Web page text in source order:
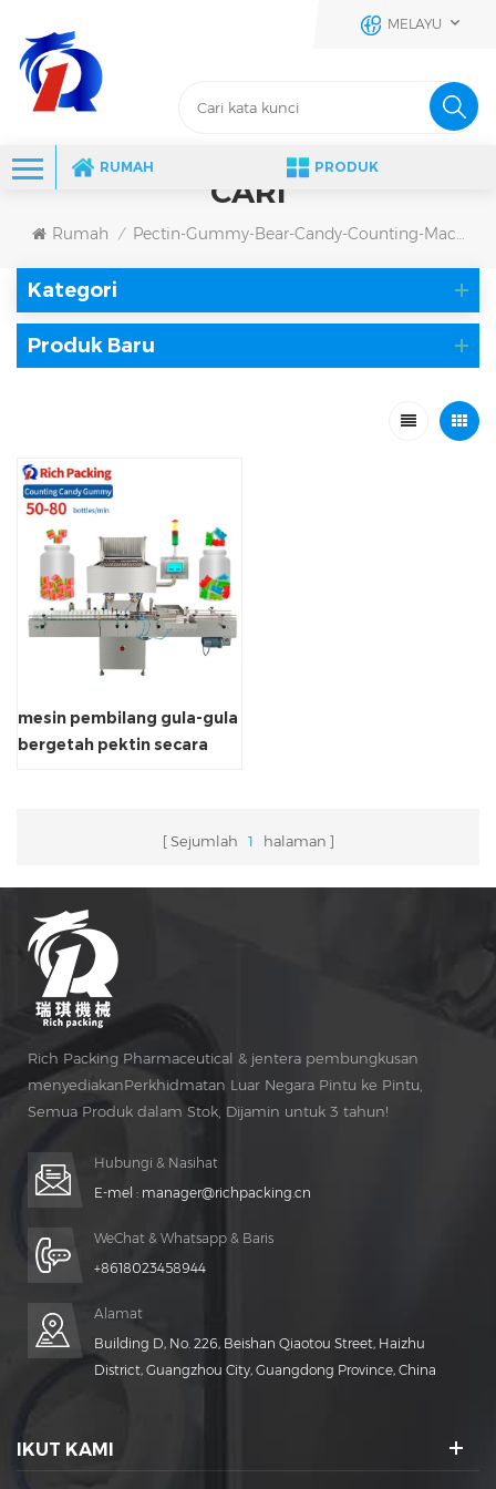
MELAYU
RUMAH PRODUK
CARI
Rumah / Pectin-Gummy-Bear-Candy-Counting-Machine
Kategori
Produk Baru
mesin pembilang gula-gula
bergetah pektin secara
Sejumlah 1 halaman
Rich Packing Pharmaceutical & jentera pembungkusan
menyediakanPerkhidmatan Luar Negara Pintu ke Pintu,
Semua Produk dalam Stok, Dijamin untuk 3 tahun!
Hubungi & Nasihat
E-mel : manager@richpacking.cn
WeChat & Whatsapp & Baris
+8618023458944
Alamat
Building D, No. 226, Beishan Qiaotou Street, Haizhu
District, Guangzhou City, Guangdong Province, China
IKUT KAMI